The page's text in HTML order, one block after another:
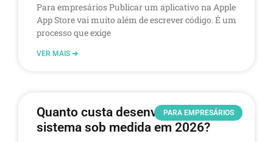
Para empresários Publicar um aplicativo na Apple
App Store vai muito além de escrever código. É um
processo que exige
VER MAIS ➔
PARA EMPRESÁRIOS
Quanto custa desenvolver um
sistema sob medida em 2026?